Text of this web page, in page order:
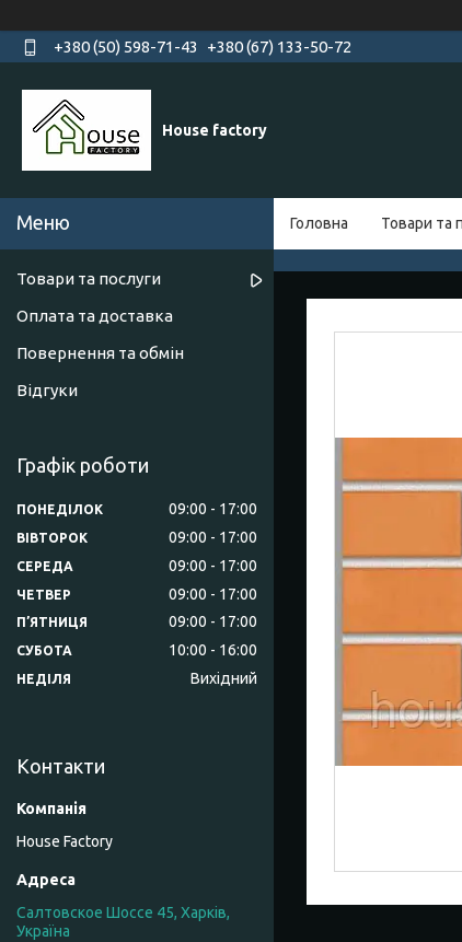
+380 (50) 598-71-43 +380 (67) 133-50-72
House factory
Головна Товари та
Товари та послуги
Оплата та доставка
Повернення та обмін
Відгуки
Графік роботи
ПОНЕДІЛОК 09:00 17:00
ВІВТОРОК 09:00 17:00
СЕРЕДА 09:00 17:00
ЧЕТВЕР 09:00 17:00
ПʼЯТНИЦЯ 09:00 17:00
СУБОТА 10:00 16:00
НЕДІЛЯ Вихідний
Контакти
House Factory
Салтовское Шоссе 45, Харків,
Україна